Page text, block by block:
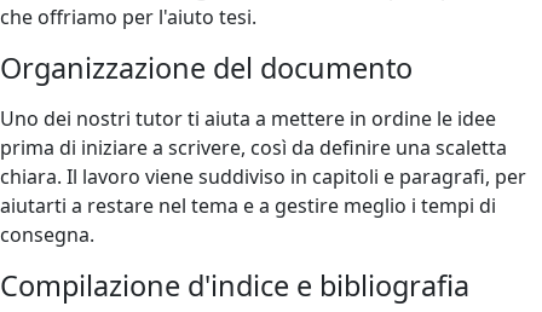
che offriamo per l'aiuto tesi.
Organizzazione del documento
Uno dei nostri tutor ti aiuta a mettere in ordine le idee
prima di iniziare a scrivere, così da definire una scaletta
chiara. Il lavoro viene suddiviso in capitoli e paragrafi, per
aiutarti a restare nel tema e a gestire meglio i tempi di
consegna.
Compilazione d'indice e bibliografia